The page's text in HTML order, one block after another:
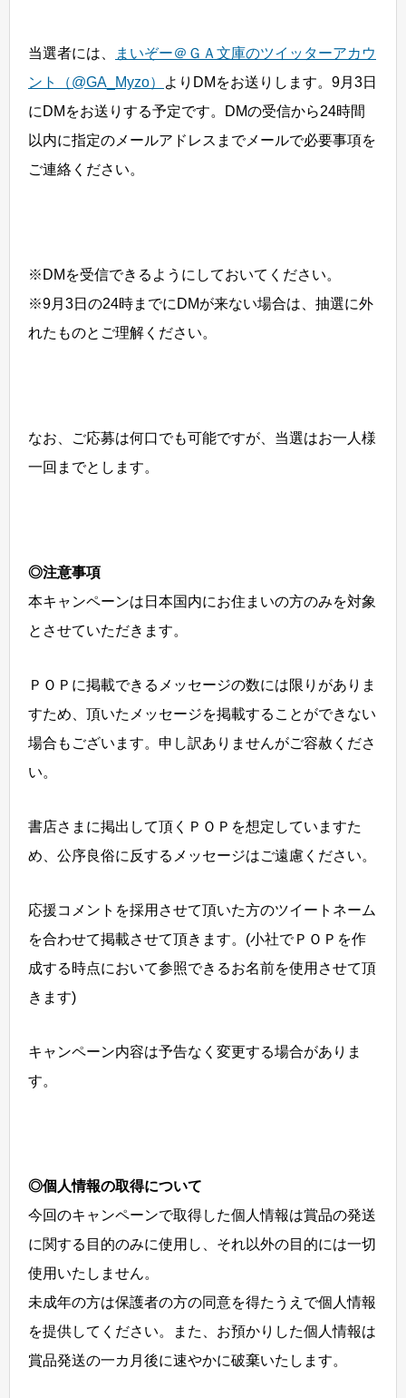
当選者には、
まいぞー＠ＧＡ文庫のツイッターアカウ
ント（@GA_Myzo）
よりDMをお送りします。9月3日
にDMをお送りする予定です。DMの受信から24時間
以内に指定のメールアドレスまでメールで必要事項を
ご連絡ください。
※DMを受信できるようにしておいてください。
※9月3日の24時までにDMが来ない場合は、抽選に外
れたものとご理解ください。
なお、ご応募は何口でも可能ですが、当選はお一人様
一回までとします。
◎注意事項
本キャンペーンは日本国内にお住まいの方のみを対象
とさせていただきます。
ＰＯＰに掲載できるメッセージの数には限りがありま
すため、頂いたメッセージを掲載することができない
場合もございます。申し訳ありませんがご容赦くださ
い。
書店さまに掲出して頂くＰＯＰを想定していますた
め、公序良俗に反するメッセージはご遠慮ください。
応援コメントを採用させて頂いた方のツイートネーム
を合わせて掲載させて頂きます。(小社でＰＯＰを作
成する時点において参照できるお名前を使用させて頂
きます)
キャンペーン内容は予告なく変更する場合がありま
す。
◎個人情報の取得について
今回のキャンペーンで取得した個人情報は賞品の発送
に関する目的のみに使用し、それ以外の目的には一切
使用いたしません。
未成年の方は保護者の方の同意を得たうえで個人情報
を提供してください。また、お預かりした個人情報は
賞品発送の一カ月後に速やかに破棄いたします。